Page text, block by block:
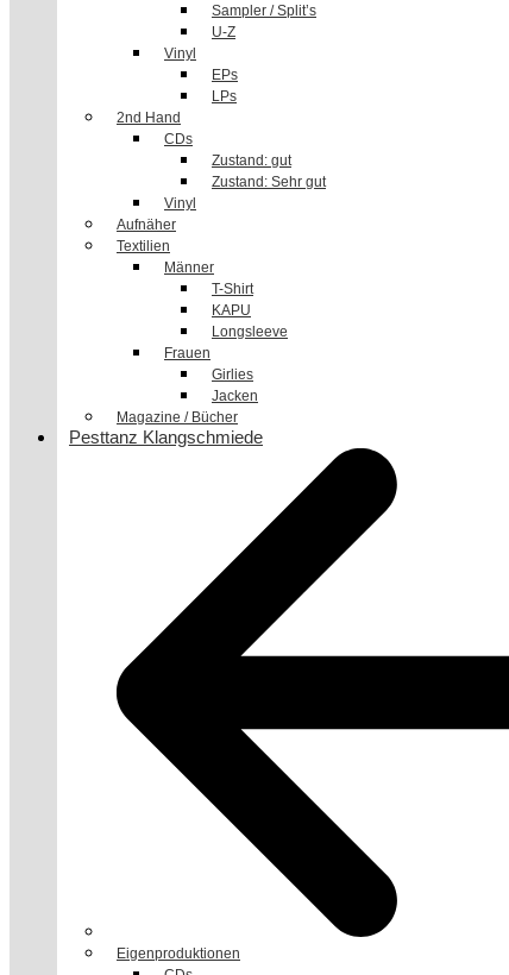
Sampler / Split’s
U-Z
Vinyl
EPs
LPs
2nd Hand
CDs
Zustand: gut
Zustand: Sehr gut
Vinyl
Aufnäher
Textilien
Männer
T-Shirt
KAPU
Longsleeve
Frauen
Girlies
Jacken
Magazine / Bücher
Pesttanz Klangschmiede
Eigenproduktionen